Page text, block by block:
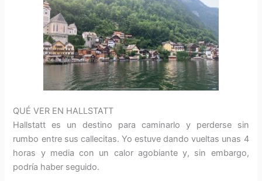
QUÉ VER EN HALLSTATT
Hallstatt es un destino para caminarlo y perderse sin
rumbo entre sus callecitas. Yo estuve dando vueltas unas 4
horas y media con un calor agobiante y, sin embargo,
podría haber seguido.